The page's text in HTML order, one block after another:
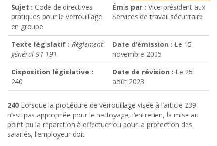
Sujet : Code de directives
pratiques pour le verrouillage
en groupe
Émis par : Vice-président aux
Services de travail sécuritaire
Texte législatif : Règlement
général 91-191
Date d’émission : Le 15
novembre 2005
Disposition législative :
240
Date de révision : Le 25
août 2023
240 Lorsque la procédure de verrouillage visée à l’article 239
n’est pas appropriée pour le nettoyage, l’entretien, la mise au
point ou la réparation à effectuer ou pour la protection des
salariés, l’employeur doit